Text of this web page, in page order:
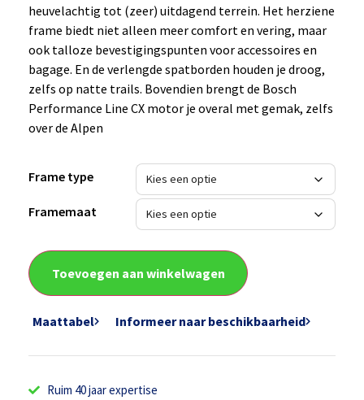
heuvelachtig tot (zeer) uitdagend terrein. Het herziene
frame biedt niet alleen meer comfort en vering, maar
ook talloze bevestigingspunten voor accessoires en
bagage. En de verlengde spatborden houden je droog,
zelfs op natte trails. Bovendien brengt de Bosch
Performance Line CX motor je overal met gemak, zelfs
over de Alpen
Frame type
Framemaat
Toevoegen aan winkelwagen
Maattabel Informeer naar beschikbaarheid
Ruim 40 jaar expertise